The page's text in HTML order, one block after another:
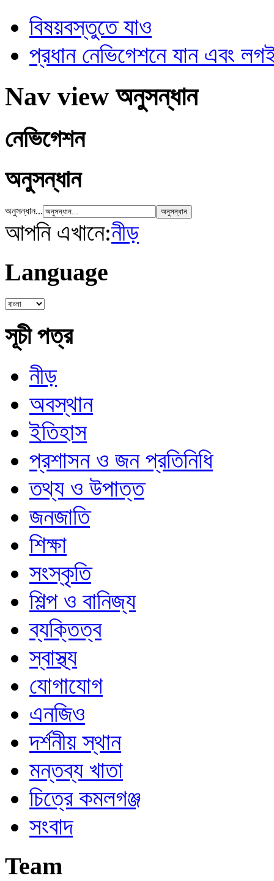
বিষয়বস্তুতে যাও
প্রধান নেভিগেশনে যান এবং
Nav view অনুসন্ধান
নেভিগেশন
অনুসন্ধান
অনুসন্ধান...
আপনি এখানে:নীড়
Language
সূচী পত্র
নীড়
অবস্থান
ইতিহাস
প্রশাসন ও জন প্রতিনিধি
তথ্য ও উপাত্ত
জনজাতি
শিক্ষা
সংস্কৃতি
শিল্প ও বানিজ্য
ব্যক্তিত্ব
স্বাস্থ্য
যোগাযোগ
এনজিও
দর্শনীয় স্থান
মন্তব্য খাতা
চিত্রে কমলগঞ্জ
সংবাদ
Team